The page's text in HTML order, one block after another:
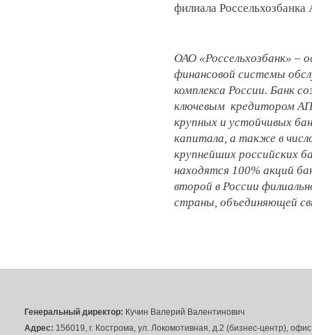
филиала
ОАО «Россельхозбанк» –
финансовой системы
комплекса России. Банк
ключевым кредитором
крупных и устойчивых
капитала, а также в
крупнейших российских
находятся 100% акций
второй в России
страны, объединяющей
Генеральный директор: Кучин Валерий Валентинович
Адрес: 156019, г. Кострома, ул. Локомотивная, д.2 (бизнес-центр),